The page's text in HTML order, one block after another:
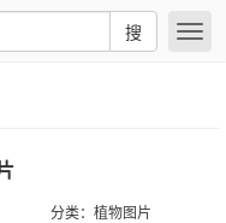
搜
分类： 植物图片